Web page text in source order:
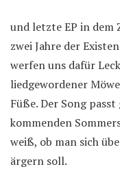
und letzte EP in dem
zwei Jahre der
werfen uns dafür
liedgewordener
Füße. Der Song
kommenden
weiß, ob man sich
ärgern soll.